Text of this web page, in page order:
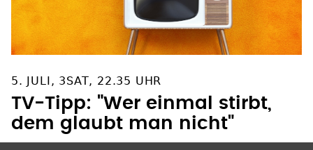
5. JULI, 3SAT, 22.35 UHR
TV-Tipp: "Wer einmal stirbt,
dem glaubt man nicht"